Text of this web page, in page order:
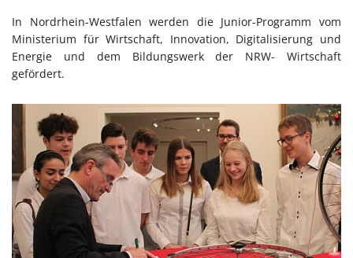
In Nordrhein-Westfalen werden die Junior-Programm vom
Ministerium für Wirtschaft, Innovation, Digitalisierung und
Energie und dem Bildungswerk der NRW- Wirtschaft
gefördert.